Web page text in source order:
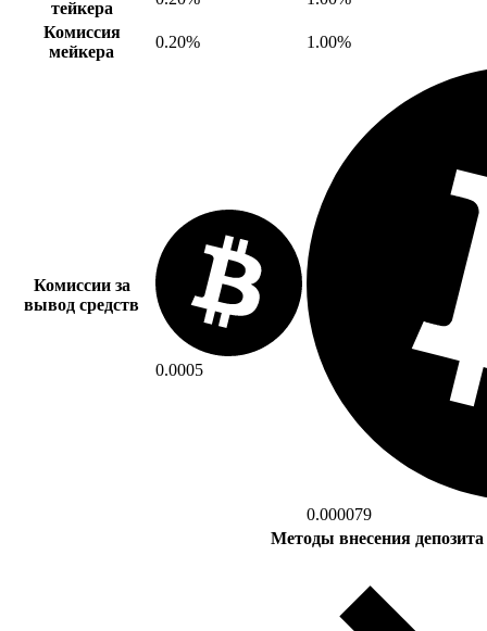
тейкера
Комиссия
мейкера
0.20% 1.00%
Комиссии за
вывод средств
0.0005
0.000079
Методы внесения депозита